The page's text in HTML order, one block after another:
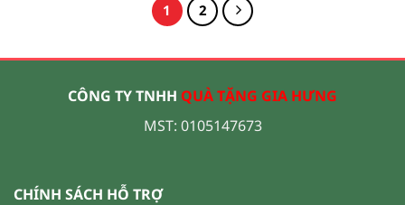
1 2
CÔNG TY TNHH QUÀ TẶNG GIA HƯNG
MST: 0105147673
CHÍNH SÁCH HỖ TRỢ